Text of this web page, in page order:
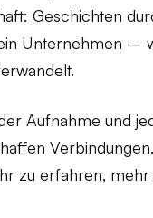
Geschichten
Unternehmen –
Aufnahme und
Verbindungen.
zu erfahren, mehr